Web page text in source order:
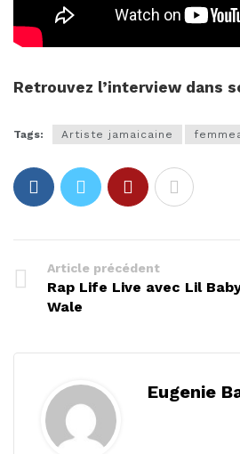
Retrouvez l’interview dans
Tags: Artiste jamaicaine
Article précédent
Rap Life Live avec Lil
Wale
Eugenie